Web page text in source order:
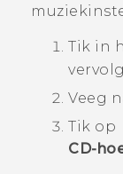
Tik in
Veeg
Tik op
CD-